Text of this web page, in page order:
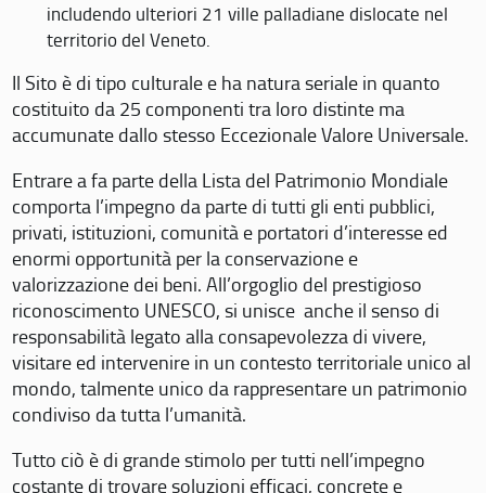
includendo ulteriori 21 ville palladiane dislocate nel
territorio del Veneto.
Il Sito è di tipo culturale e ha natura seriale in quanto
costituito da 25 componenti tra loro distinte ma
accumunate dallo stesso Eccezionale Valore Universale.
Entrare a fa parte della Lista del Patrimonio Mondiale
comporta l’impegno da parte di tutti gli enti pubblici,
privati, istituzioni, comunità e portatori d’interesse ed
enormi opportunità per la conservazione e
valorizzazione dei beni. All’orgoglio del prestigioso
riconoscimento UNESCO, si unisce anche il senso di
responsabilità legato alla consapevolezza di vivere,
visitare ed intervenire in un contesto territoriale unico al
mondo, talmente unico da rappresentare un patrimonio
condiviso da tutta l’umanità.
Tutto ciò è di grande stimolo per tutti nell’impegno
costante di trovare soluzioni efficaci, concrete e